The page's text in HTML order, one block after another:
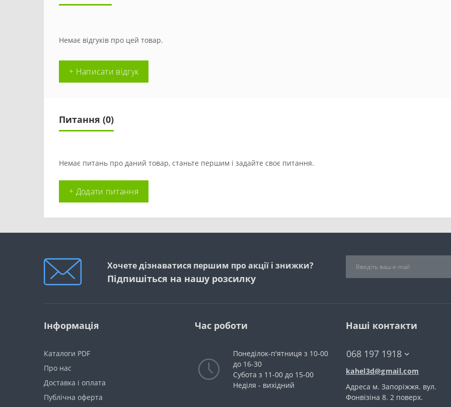
Немає відгуків про цей товар.
+ Написати відгук
Питання (0)
Немає питань про даний товар, станьте першим і задайте своє питання.
+ Додати питання
Хочете дізнаватися першим про акції і знижки?
Підпишіться на нашу розсилку
Інформація
Каталоги PDF
Про нас
Доставка і оплата
Публічна оферта
Час роботи
Понеділок-п'ятниця з 10-00
до 16-30
Субота з 11-00 до 15-00
Неділя - вихідний
Наші контакти
068 197 1918
kahel3d@gmail.com
Адреса м. Запоріжжя. вул.
Фонвiзiна 8. 2 поверх.